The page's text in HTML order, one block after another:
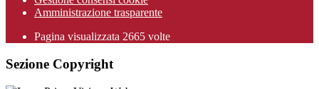
Amministrazione trasparente
Pagina visualizzata 2665 volte
Sezione Copyright